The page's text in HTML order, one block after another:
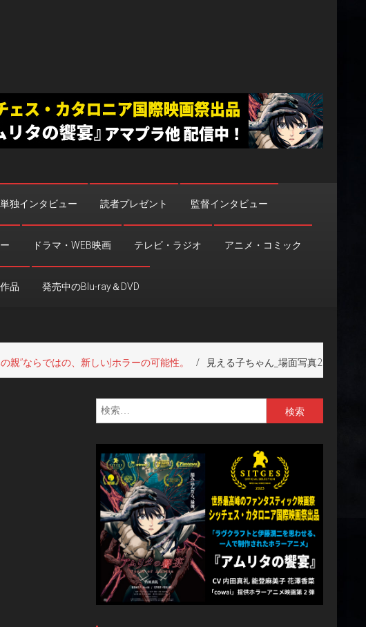
単独インタビュー 読者プレゼント 監督インタビュー
ドラマ・WEB映画 テレビ・ラジオ アニメ・コミック
品 発売中のBlu-ray＆DVD
”ならではの、新しいJホラーの可能性。 見える子ちゃん_場面写真2
索: